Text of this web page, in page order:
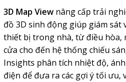
3D Map View nâng cấp trải
đồ 3D sinh động giúp giám sát
thiết bị trong nhà, từ điều hòa,
cửa cho đến hệ thống chiếu
Insights phân tích nhiệt độ,
điện để đưa ra các gợi ý tối ưu,